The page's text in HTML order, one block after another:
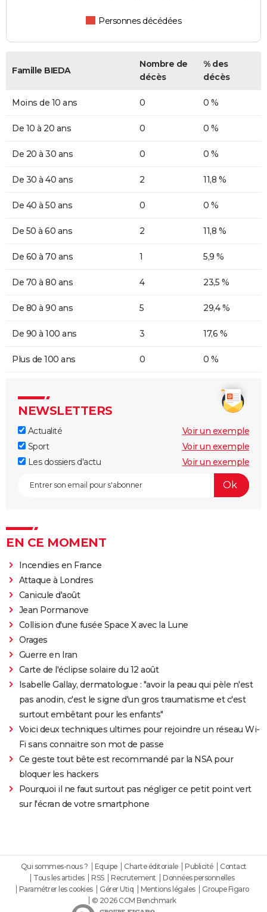
Personnes décédées
Famille BIEDA
Nombre de
décès
% des
décès
Moins de 10 ans 0 0 %
De 10 à 20 ans 0 0 %
De 20 à 30 ans 0 0 %
De 30 à 40 ans 2 11,8 %
De 40 à 50 ans 0 0 %
De 50 à 60 ans 2 11,8 %
De 60 à 70 ans 1 5,9 %
De 70 à 80 ans 4 23,5 %
De 80 à 90 ans 5 29,4 %
De 90 à 100 ans 3 17,6 %
Plus de 100 ans 0 0 %
NEWSLETTERS
Actualité
Voir un exemple
Sport
Voir un exemple
Les dossiers d'actu
Voir un exemple
EN CE MOMENT
Incendies en France
Attaque à Londres
Canicule d'août
Jean Pormanove
Collision d'une fusée Space X avec la Lune
Orages
Guerre en Iran
Carte de l'éclipse solaire du 12 août
Isabelle Gallay, dermatologue : "avoir la peau qui pèle n'est
pas anodin, c'est le signe d'un gros traumatisme et c'est
surtout embêtant pour les enfants"
Voici deux techniques ultimes pour rejoindre un réseau Wi-
Fi sans connaitre son mot de passe
Ce geste tout bête est recommandé par la NSA pour
bloquer les hackers
Pourquoi il ne faut surtout pas négliger ce petit point vert
sur l'écran de votre smartphone
Qui sommes-nous ? Equipe Charte éditoriale Publicité
Contact
Tous les articles
RSS Recrutement
Données personnelles
Paramétrer les cookies
Gérer Utiq Mentions légales
Groupe Figaro
© 2026 CCM Benchmark